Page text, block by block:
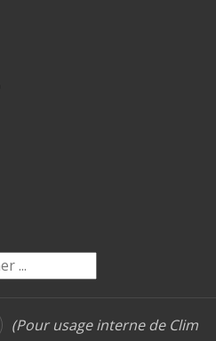
(Pour usage interne de Clim